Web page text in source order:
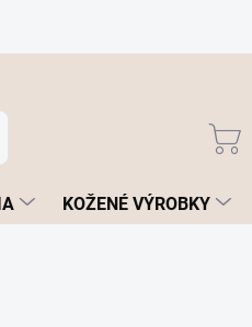
KOŽENÉ VÝROBKY